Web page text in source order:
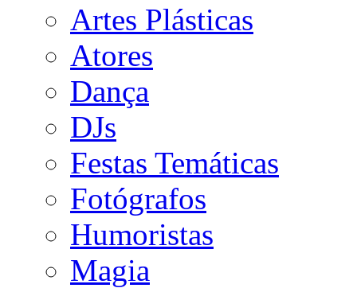
Artes Plásticas
Atores
Dança
DJs
Festas Temáticas
Fotógrafos
Humoristas
Magia